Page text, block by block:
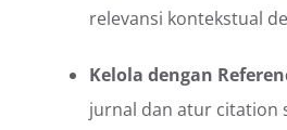
relevansi kontekstual
Kelola dengan
jurnal dan atur citation